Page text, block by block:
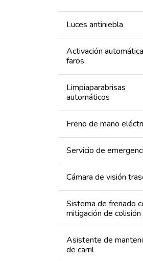
Luces antiniebla
Activación
faros
Limpiaparabrisas
automáticos
Freno de mano
Servicio de
Cámara de visión
Sistema de frenado
mitigación de
Asistente de
de carril